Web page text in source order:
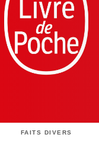
FAITS DIVERS